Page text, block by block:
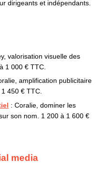
dirigeants et indépendants.
valorisation visuelle des
1 000 € TTC.
amplification publicitaire
450 € TTC.
: Coralie, dominer les
son nom. 1 200 à 1 600 €
media